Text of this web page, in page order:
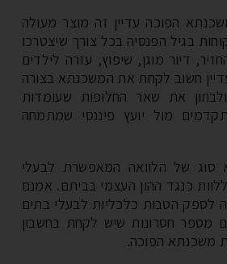
עדיין זה מוצר מעולה
הפנסיה בכל צורך שיצטרכו
מוגן, שיפוץ, עזרה לילדים
לקחת את המשכנתא בצורה
את שאר החלופות שעומדות
מול יועץ פיננסי שמתמחה
הלוואה המאפשרת לבעלי
ללוות כנגד ההון העצמי בביתם. אמנם
הטבות כלכליות לבעלי בתים
חסרונות שיש לקחת בחשבון
הפוכה.